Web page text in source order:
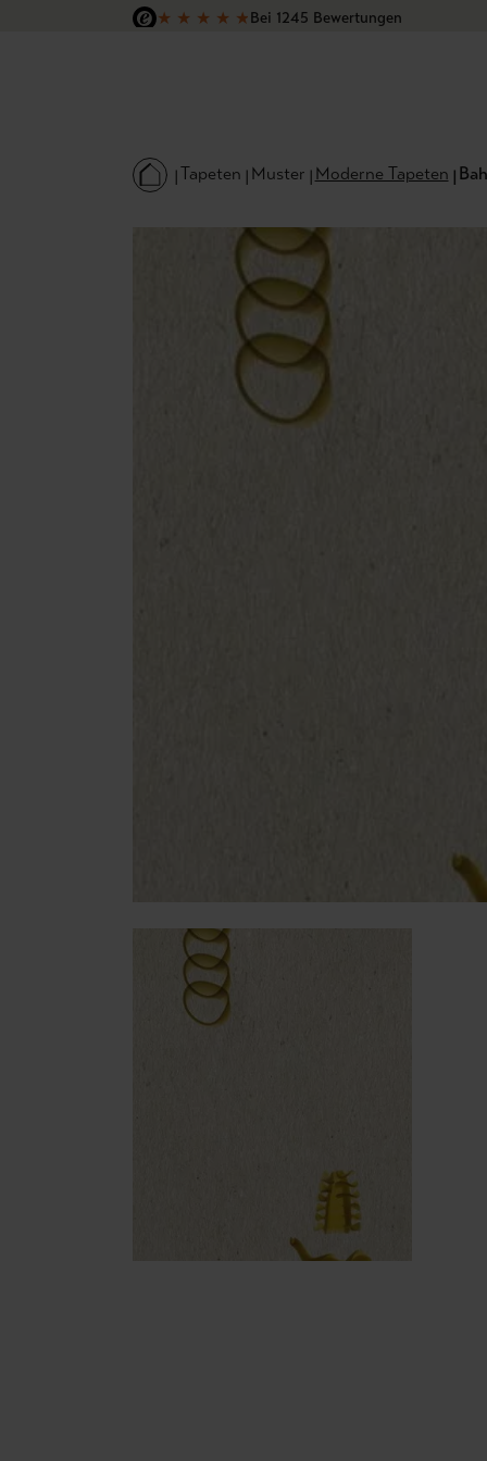
Hauptinhalt springen
Zur Suche springen
Zur Hauptnavigation springen
★ ★ ★ ★ ★Bei 1245 Bewertungen
Tapeten Muster Moderne Tapeten